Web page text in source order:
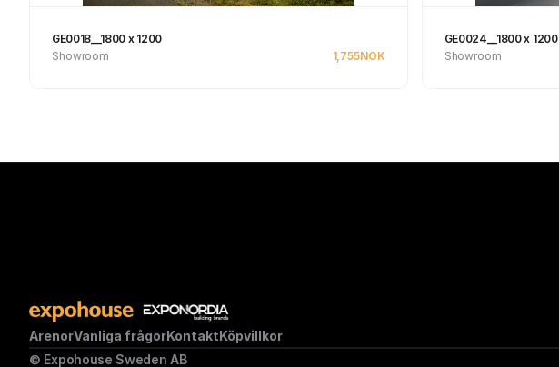
GE0018__1800 x 1200
Showroom
1,755NOK
GE0024__1800 x 1200
Showroom
ArenorVanliga frågorKontaktKöpvillkor
© Expohouse Sweden AB